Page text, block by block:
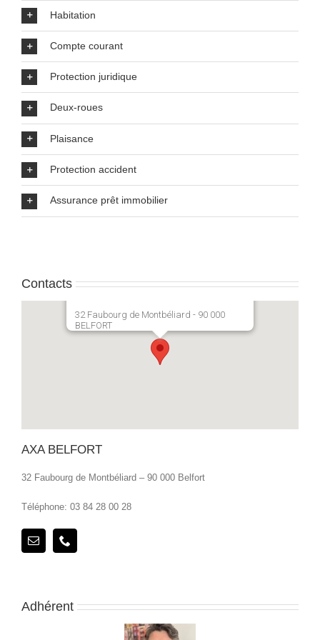
Habitation
Compte courant
Protection juridique
Deux-roues
Plaisance
Protection accident
Assurance prêt immobilier
Contacts
32 Faubourg de Montbéliard - 90 000
BELFORT
AXA BELFORT
32 Faubourg de Montbéliard – 90 000 Belfort
Téléphone: 03 84 28 00 28
Adhérent